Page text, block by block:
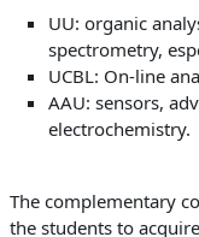
UU: organic
spectrometry,
UCBL: On-line
AAU: sensors,
electrochemistry.
The complementary
the students to